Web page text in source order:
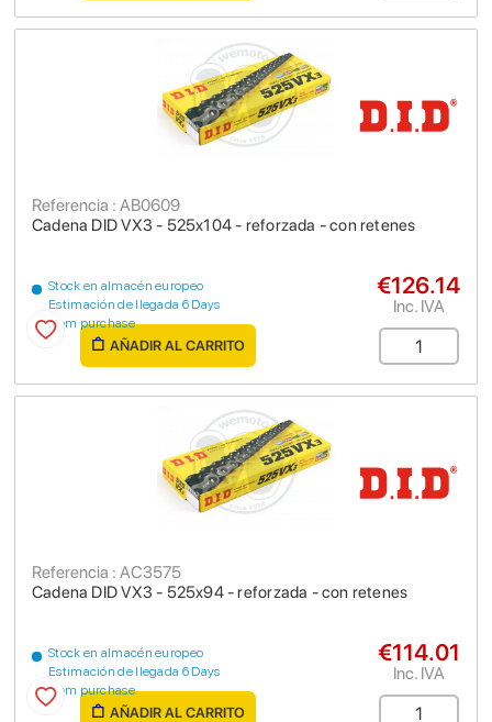
Cadena DID VX3 - 525x104 - reforzada - con retenes
Referencia : AB0609
Stock en almacén europeo
Estimación de llegada 6 Days
from purchase
€126.14
Inc. IVA
AÑADIR AL CARRITO
Cadena DID VX3 - 525x94 - reforzada - con retenes
Referencia : AC3575
Stock en almacén europeo
Estimación de llegada 6 Days
from purchase
€114.01
Inc. IVA
AÑADIR AL CARRITO